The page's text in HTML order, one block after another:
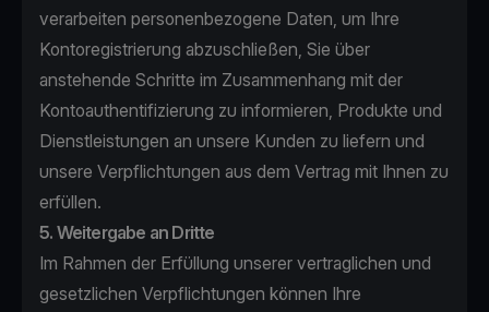
verarbeiten personenbezogene Daten, um Ihre
Kontoregistrierung abzuschließen, Sie über
anstehende Schritte im Zusammenhang mit der
Kontoauthentifizierung zu informieren, Produkte und
Dienstleistungen an unsere Kunden zu liefern und
unsere Verpflichtungen aus dem Vertrag mit Ihnen zu
erfüllen.
5. Weitergabe an Dritte
Im Rahmen der Erfüllung unserer vertraglichen und
gesetzlichen Verpflichtungen können Ihre